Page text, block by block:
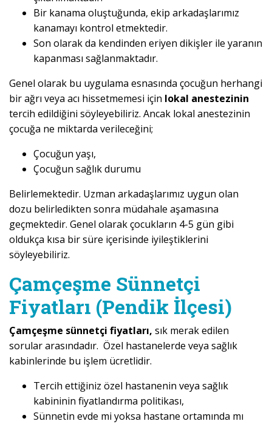
Bir kanama oluştuğunda, ekip arkadaşlarımız
kanamayı kontrol etmektedir.
Son olarak da kendinden eriyen dikişler ile yaranın
kapanması sağlanmaktadır.
Genel olarak bu uygulama esnasında çocuğun herhangi
bir ağrı veya acı hissetmemesi için lokal anestezinin
tercih edildiğini söyleyebiliriz. Ancak lokal anestezinin
çocuğa ne miktarda verileceğini;
Çocuğun yaşı,
Çocuğun sağlık durumu
Belirlemektedir. Uzman arkadaşlarımız uygun olan
dozu belirledikten sonra müdahale aşamasına
geçmektedir. Genel olarak çocukların 4-5 gün gibi
oldukça kısa bir süre içerisinde iyileştiklerini
söyleyebiliriz.
Çamçeşme Sünnetçi
Fiyatları (Pendik İlçesi)
Çamçeşme sünnetçi fiyatları, sık merak edilen
sorular arasındadır. Özel hastanelerde veya sağlık
kabinlerinde bu işlem ücretlidir.
Tercih ettiğiniz özel hastanenin veya sağlık
kabininin fiyatlandırma politikası,
Sünnetin evde mi yoksa hastane ortamında mı